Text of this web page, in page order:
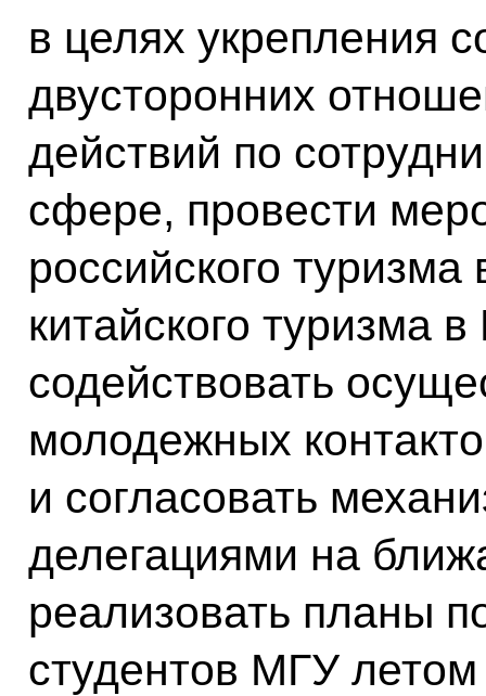
в целях укрепления
двусторонних
действий по
сфере, провести
российского
китайского туризма
содействовать
молодежных
и согласовать
делегациями на
реализовать планы
студентов МГУ